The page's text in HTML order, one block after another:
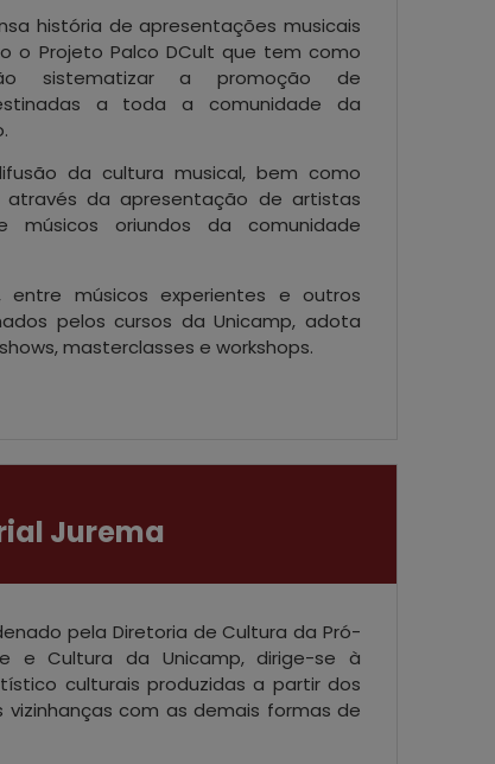
história de apresentações musicais
o Projeto Palco DCult que tem como
sistematizar a promoção de
a toda a comunidade da
da cultura musical, bem como
através da apresentação de artistas
músicos oriundos da comunidade
entre músicos experientes e outros
pelos cursos da Unicamp, adota
masterclasses e workshops.
Jurema
pela Diretoria de Cultura da Pró-
e Cultura da Unicamp, dirige-se à
culturais produzidas a partir dos
com as demais formas de